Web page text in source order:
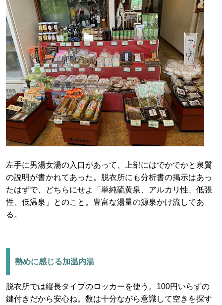
左手に男湯女湯の入口があって、上部にはでかでかと泉質
の説明が書かれてあった。脱衣所にも分析書の掲示はあっ
たはずで、どちらにせよ「単純硫黄泉、アルカリ性、低張
性、低温泉」とのこと。豊富な湯量の源泉かけ流しであ
る。
熱めに感じる加温内湯
脱衣所では縦長タイプのロッカーを使う。100円いらずの
鍵付きだから安心ね。数は十分ながら意識して空きを探す